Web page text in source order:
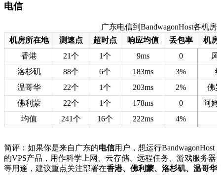
电信
广东电信到BandwagonHost各机房
机房所在地
测速点 超时点 响应均值 丢包率
机房
香港
21个 1个 9ms 0
洛杉矶
88个 6个 183ms 3%
温哥华
22个 1个 203ms 2%
佛
佛利蒙
22个 1个 178ms 0
阿
均值
241个 16个 222ms 4%
简评：如果你是来自广东的电信用户，想运行BandwagonHost
的VPS产品，用作科学上网、云存储、远程任务、游戏服务器
等用途，建议重点关注部署在香港、佛利蒙、洛杉矶、温哥华